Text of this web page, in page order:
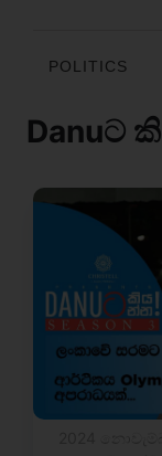
POLITICS